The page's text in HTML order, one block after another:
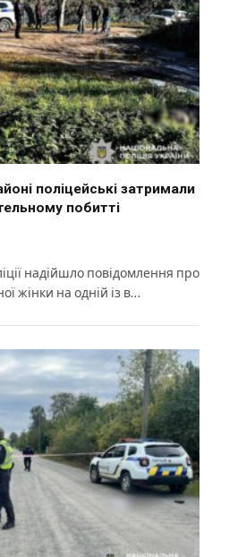
поліцейські затримали
побитті
надійшло повідомлення про
жінки на одній із в…